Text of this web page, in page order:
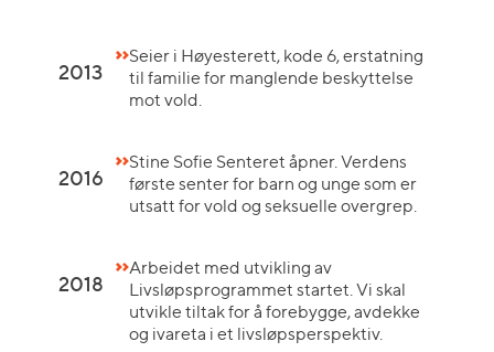
2013
Seier i Høyesterett, kode 6, erstatning
til familie for manglende beskyttelse
mot vold.
2016
Stine Sofie Senteret åpner. Verdens
første senter for barn og unge som er
utsatt for vold og seksuelle overgrep.
2018
Arbeidet med utvikling av
Livsløpsprogrammet startet. Vi skal
utvikle tiltak for å forebygge, avdekke
og ivareta i et livsløpsperspektiv.